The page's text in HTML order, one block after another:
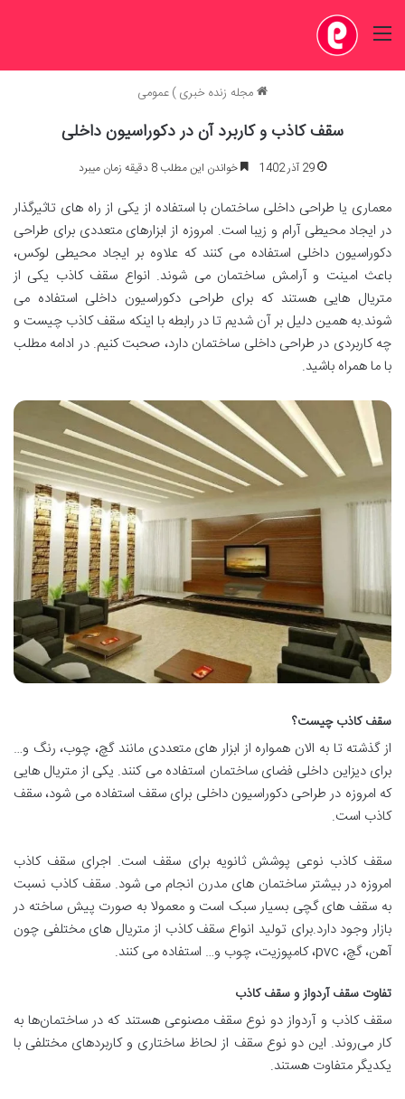
منو
مجله زنده خبری)عمومی
سقف کاذب و کاربرد آن در دکوراسیون داخلی
29 آذر 1402 خواندن این مطلب 8 دقیقه زمان میبرد
معماری یا طراحی داخلی ساختمان با استفاده از یکی از راه های تاثیرگذار
در ایجاد محیطی آرام و زیبا است. امروزه از ابزارهای متعددی برای طراحی
دکوراسیون داخلی استفاده می کنند که علاوه بر ایجاد محیطی لوکس،
باعث امینت و آرامش ساختمان می شوند. انواع سقف کاذب یکی از
متریال هایی هستند که برای طراحی دکوراسیون داخلی استفاده می
شوند.به همین دلیل بر آن شدیم تا در رابطه با اینکه سقف کاذب چیست و
چه کاربردی در طراحی داخلی ساختمان دارد، صحبت کنیم. در ادامه مطلب
با ما همراه باشید.
سقف کاذب چیست؟
از گذشته تا به الان همواره از ابزار های متعددی مانند گچ، چوب، رنگ و…
برای دیزاین داخلی فضای ساختمان استفاده می کنند. یکی از متریال هایی
که امروزه در طراحی دکوراسیون داخلی برای سقف استفاده می شود، سقف
کاذب است.
سقف کاذب نوعی پوشش ثانویه برای سقف است. اجرای سقف کاذب
امروزه در بیشتر ساختمان های مدرن انجام می شود. سقف کاذب نسبت
به سقف های گچی بسیار سبک است و معمولا به صورت پیش ساخته در
بازار وجود دارد.برای تولید انواع سقف کاذب از متریال های مختلفی چون
آهن، گچ، pvc، کامپوزیت، چوب و… استفاده می کنند.
تفاوت سقف آردواز و سقف کاذب
سقف کاذب و آردواز دو نوع سقف مصنوعی هستند که در ساختمان‌ها به
کار می‌روند. این دو نوع سقف از لحاظ ساختاری و کاربردهای مختلفی با
یکدیگر متفاوت هستند.